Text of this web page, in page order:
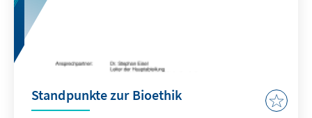
Standpunkte zur Bioethik